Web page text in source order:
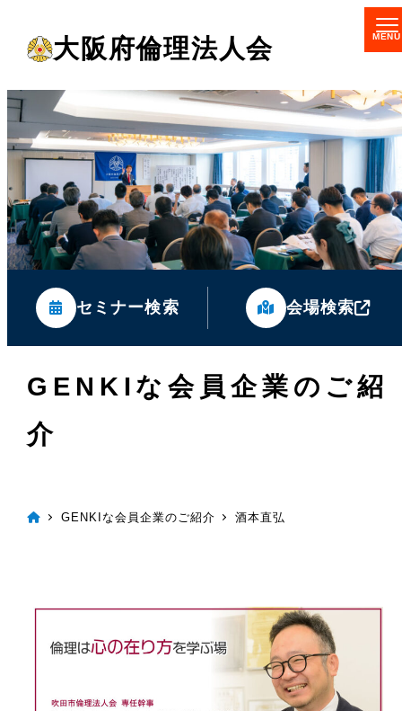
コ
ン
テ
ン
ツ
へ
大阪府倫理法人会
セミナー検索 会場検索
GENKIな会員企業のご紹
介
GENKIな会員企業のご紹介 酒本直弘